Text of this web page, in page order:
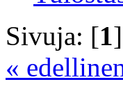
Sivuja: [1]
«